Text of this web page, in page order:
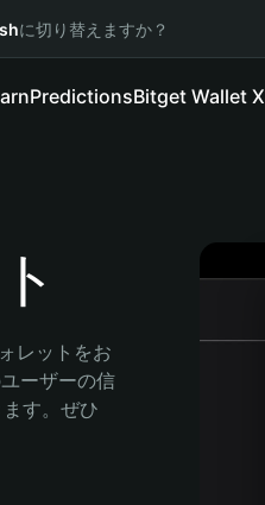
に切り替えますか？
PredictionsBitget Wallet X
レットをお
ーザーの信
す。ぜひ